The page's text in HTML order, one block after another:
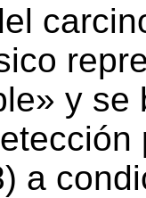
y
a